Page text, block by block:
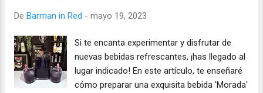
De Barman in Red - mayo 19, 2023
Si te encanta experimentar y disfrutar de
nuevas bebidas refrescantes, ¡has llegado al
lugar indicado! En este artículo, te enseñaré
cómo preparar una exquisita bebida 'Morada'